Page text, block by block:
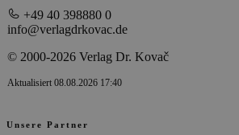
+49 40 398880 0
info@verlagdrkovac.de
© 2000-2026 Verlag Dr. Kovač
Aktualisiert 08.08.2026 17:40
Unsere Partner